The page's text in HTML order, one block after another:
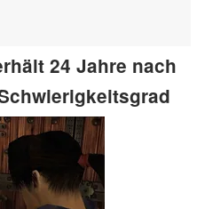
24 Jahre nach